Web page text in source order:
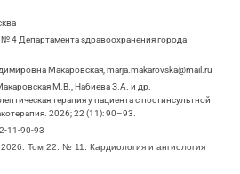
4 Департамента здравоохранения города
Макаровская, marja.makarovska@mail.ru
М.В., Набиева З.А. и др.
терапия у пациента с постинсультной
2026; 22 (11): 90–93.
11-90-93
Том 22. № 11. Кардиология и ангиология